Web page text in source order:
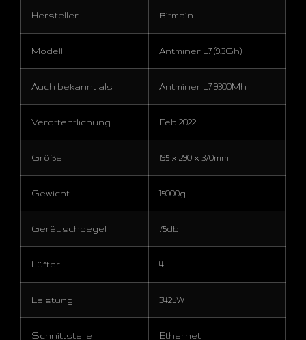
Hersteller Bitmain
Modell Antminer L7 (9.3Gh)
Auch bekannt als Antminer L7 9300Mh
Veröffentlichung Feb 2022
Größe 195 x 290 x 370mm
Gewicht 15000g
Geräuschpegel 75db
Lüfter 4
Leistung 3425W
Schnittstelle Ethernet